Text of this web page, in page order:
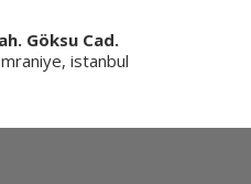
Göksu Cad.
istanbul